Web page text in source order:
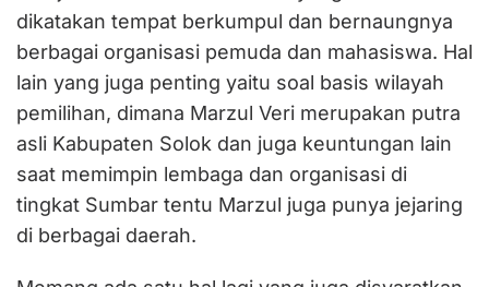
dikatakan tempat berkumpul dan bernaungnya
berbagai organisasi pemuda dan mahasiswa. Hal
lain yang juga penting yaitu soal basis wilayah
pemilihan, dimana Marzul Veri merupakan putra
asli Kabupaten Solok dan juga keuntungan lain
saat memimpin lembaga dan organisasi di
tingkat Sumbar tentu Marzul juga punya jejaring
di berbagai daerah.